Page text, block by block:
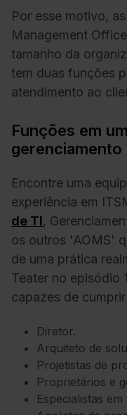
Por esse motivo,
Management
tamanho da
tem duas funções
atendimento ao
Funções em
Encontre uma
experiência em
de TI,
os outros 'AOMS'
de uma prática
Teater no episódio
capazes de
Diretor.
Arquiteto de
Projetistas de
Proprietários e
Especialistas